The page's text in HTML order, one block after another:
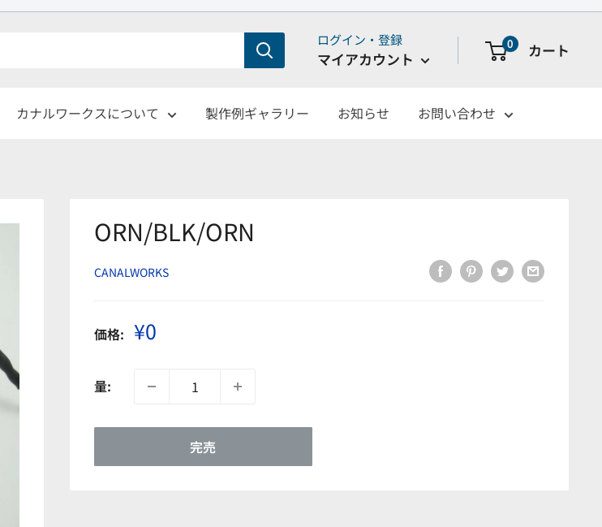
ログイン・登録
マイアカウント
0 カート
カナルワークスについて 製作例ギャラリー お知らせ お問い合わせ
ORN/BLK/ORN
CANALWORKS
価格: 販
売
格
¥0
量:
完売